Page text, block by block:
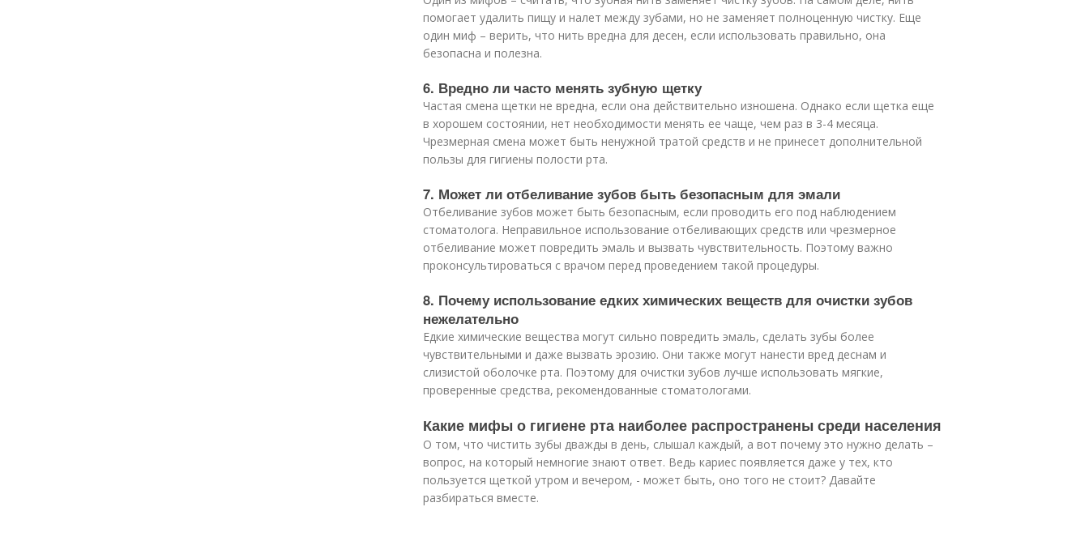
помогает удалить пищу и налет между зубами, но не заменяет полноценную чистку. Еще
один миф – верить, что нить вредна для десен, если использовать правильно, она
безопасна и полезна.
6. Вредно ли часто менять зубную щетку
Частая смена щетки не вредна, если она действительно изношена. Однако если щетка еще
в хорошем состоянии, нет необходимости менять ее чаще, чем раз в 3-4 месяца.
Чрезмерная смена может быть ненужной тратой средств и не принесет дополнительной
пользы для гигиены полости рта.
7. Может ли отбеливание зубов быть безопасным для эмали
Отбеливание зубов может быть безопасным, если проводить его под наблюдением
стоматолога. Неправильное использование отбеливающих средств или чрезмерное
отбеливание может повредить эмаль и вызвать чувствительность. Поэтому важно
проконсультироваться с врачом перед проведением такой процедуры.
8. Почему использование едких химических веществ для очистки зубов
нежелательно
Едкие химические вещества могут сильно повредить эмаль, сделать зубы более
чувствительными и даже вызвать эрозию. Они также могут нанести вред деснам и
слизистой оболочке рта. Поэтому для очистки зубов лучше использовать мягкие,
проверенные средства, рекомендованные стоматологами.
Какие мифы о гигиене рта наиболее распространены среди населения
О том, что чистить зубы дважды в день, слышал каждый, а вот почему это нужно делать –
вопрос, на который немногие знают ответ. Ведь кариес появляется даже у тех, кто
пользуется щеткой утром и вечером, - может быть, оно того не стоит? Давайте
разбираться вместе.